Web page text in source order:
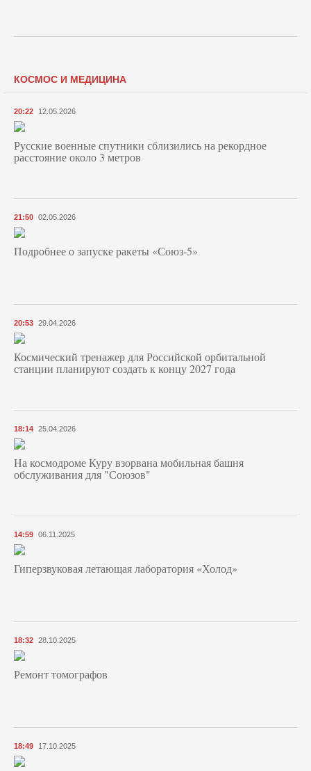
КОСМОС И МЕДИЦИНА
20:22 12.05.2026
Русские военные спутники сблизились на рекордное
расстояние около 3 метров
21:50 02.05.2026
Подробнее о запуске ракеты «Союз‑5»
20:53 29.04.2026
Космический тренажер для Российской орбитальной
станции планируют создать к концу 2027 года
18:14 25.04.2026
На космодроме Куру взорвана мобильная башня
обслуживания для "Союзов"
14:59 06.11.2025
Гиперзвуковая летающая лаборатория «Холод»
18:32 28.10.2025
Ремонт томографов
18:49 17.10.2025